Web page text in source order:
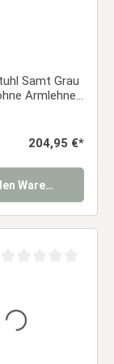
Samt Grau
Armlehnen
Regulärer Preis:
204,95 €*
Warenkorb